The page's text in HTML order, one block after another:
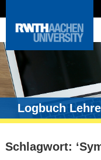
Logbuch Lehre
Schlagwort: